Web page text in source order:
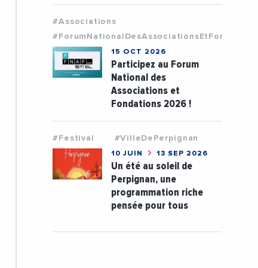
#Associations
15 OCT 2026
Participez au Forum
National des
Associations et
Fondations 2026 !
#Festival #VilleDePerpignan
10 JUIN 13 SEP 2026
Un été au soleil de
Perpignan, une
programmation riche
pensée pour tous